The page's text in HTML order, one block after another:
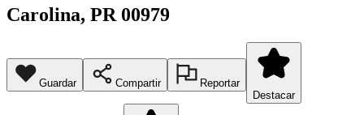
Carolina, PR 00979
Guardar Compartir
Reportar
Destacar